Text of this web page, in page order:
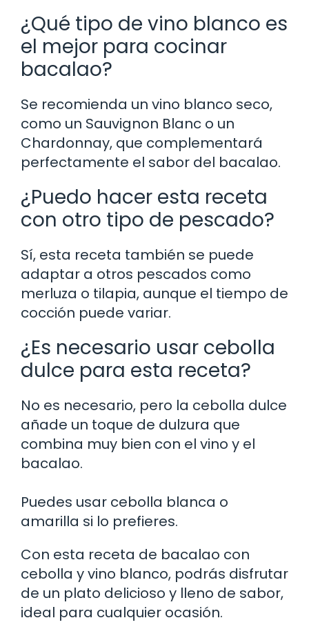
¿Qué tipo de vino blanco es
el mejor para cocinar
bacalao?
Se recomienda un vino blanco seco,
como un Sauvignon Blanc o un
Chardonnay, que complementará
perfectamente el sabor del bacalao.
¿Puedo hacer esta receta
con otro tipo de pescado?
Sí, esta receta también se puede
adaptar a otros pescados como
merluza o tilapia, aunque el tiempo de
cocción puede variar.
¿Es necesario usar cebolla
dulce para esta receta?
No es necesario, pero la cebolla dulce
añade un toque de dulzura que
combina muy bien con el vino y el
bacalao.
Puedes usar cebolla blanca o
amarilla si lo prefieres.
Con esta receta de bacalao con
cebolla y vino blanco, podrás disfrutar
de un plato delicioso y lleno de sabor,
ideal para cualquier ocasión.